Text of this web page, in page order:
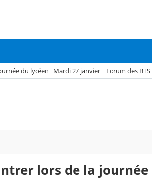
du lycéen_ Mardi 27 janvier _ Forum des BTS
lors de la journée